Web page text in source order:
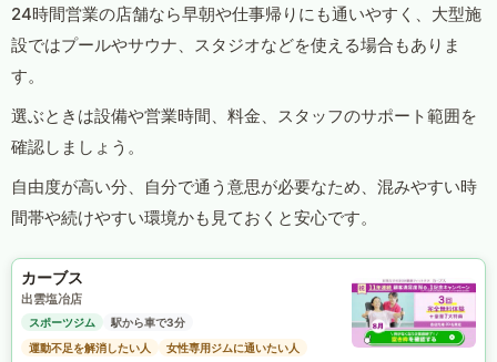
24時間営業の店舗なら早朝や仕事帰りにも通いやすく、大型施
設ではプールやサウナ、スタジオなどを使える場合もありま
す。
選ぶときは設備や営業時間、料金、スタッフのサポート範囲を
確認しましょう。
自由度が高い分、自分で通う意思が必要なため、混みやすい時
間帯や続けやすい環境かも見ておくと安心です。
カーブス
出雲塩冶店
スポーツジム
駅から車で3分
運動不足を解消したい人
女性専用ジムに通いたい人